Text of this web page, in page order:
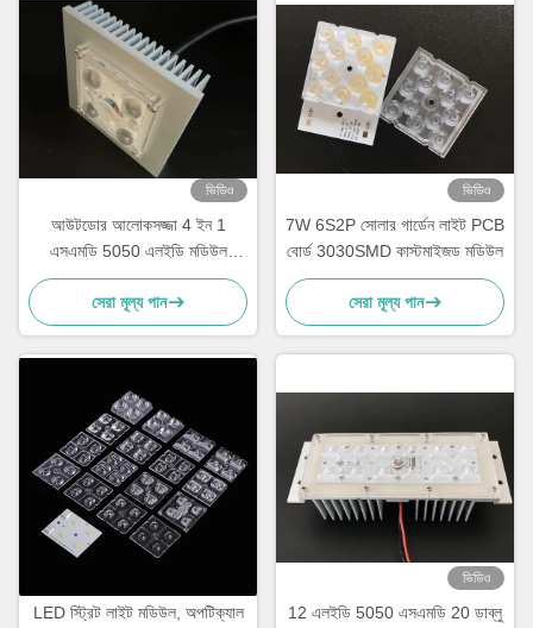
ভিডিও
আউটডোর আলোকসজ্জা 4 ইন 1
এসএমডি 5050 এলইডি মডিউল
10W-15W 150x75 ডিগ্রি লেন্স সহ
জলরোধী
সেরা মূল্য পান
ভিডিও
7W 6S2P সোলার গার্ডেন লাইট PCB
বোর্ড 3030SMD কাস্টমাইজড মডিউল
সেরা মূল্য পান
LED স্ট্রিট লাইট মডিউল, অপটিক্যাল
ভিডিও
12 এলইডি 5050 এসএমডি 20 ডাব্লু